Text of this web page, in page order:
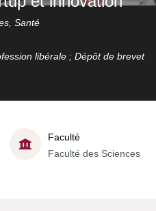
Santé
libérale ; Dépôt de brevet
Faculté
Faculté des Sciences